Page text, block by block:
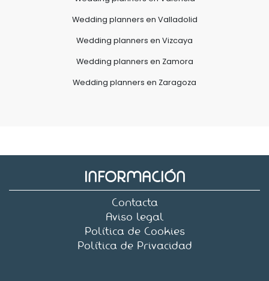
Wedding planners en Valladolid
Wedding planners en Vizcaya
Wedding planners en Zamora
Wedding planners en Zaragoza
INFORMACIÓN
Contacta
Aviso legal
Política de Cookies
Política de Privacidad